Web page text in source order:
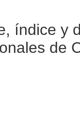
índice y
de